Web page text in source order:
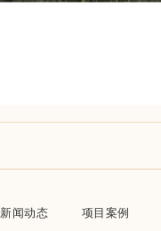
新闻动态 项目案例